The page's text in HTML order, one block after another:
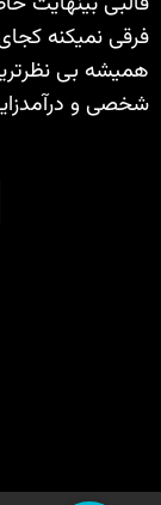
فرقی نمیکنه
همیشه بی
شخصی و